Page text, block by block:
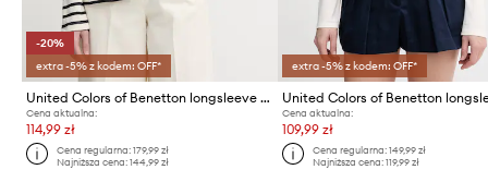
-20%
extra -5% z kodem: OFF*
United Colors of Benetton longsleeve damski bawełniany
Cena aktualna:
114,99 zł
Cena regularna:179,99 zł
Najniższa cena:144,99 zł
extra -5% z kodem: OFF*
Cena aktualna:
109,99 zł
Cena regularna: 149,99 zł
Najniższa cena: 119,99 zł